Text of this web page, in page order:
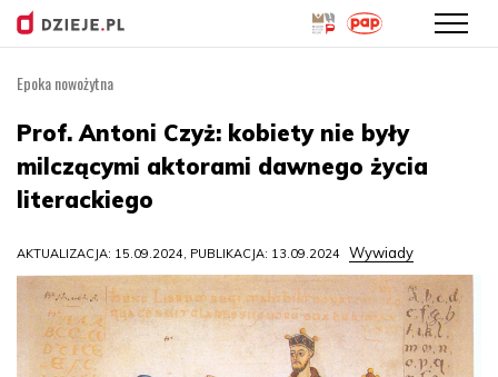
treści
Epoka nowożytna
Prof. Antoni Czyż: kobiety nie były
milczącymi aktorami dawnego życia
literackiego
AKTUALIZACJA: 15.09.2024, PUBLIKACJA: 13.09.2024 Wywiady